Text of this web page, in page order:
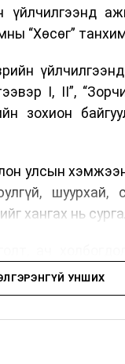
үйлчилгээнд
“Хөсөг”
I, II”,
зохион
улсын
шуурхай,
хангах нь
соёл, ёс
авах,
УНШИХ